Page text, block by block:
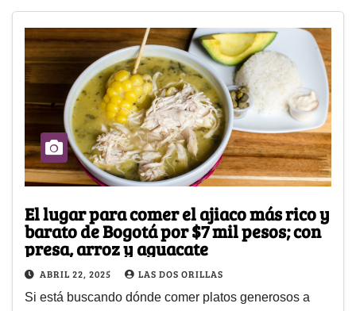
El lugar para comer el ajiaco más rico y
barato de Bogotá por $7 mil pesos; con
presa, arroz y aguacate
ABRIL 22, 2025 LAS DOS ORILLAS
Si está buscando dónde comer platos generosos a